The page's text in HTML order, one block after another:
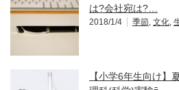
は?会社宛は?…
2018/1/4 季節 文化
【小学6年生向け】